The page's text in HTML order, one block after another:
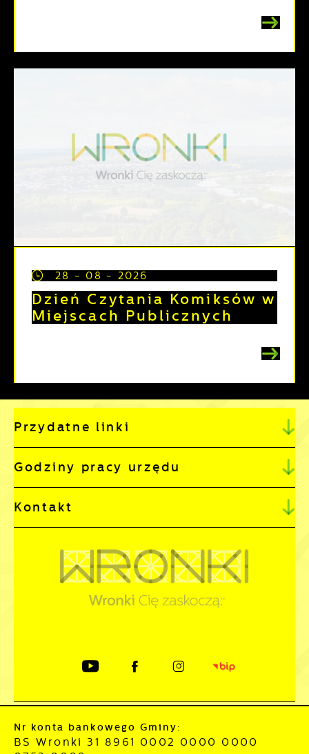
28 - 08 - 2026
Dzień Czytania Komiksów w
Miejscach Publicznych
Przydatne linki
Godziny pracy urzędu
Kontakt
Nr konta bankowego Gminy:
BS Wronki 31 8961 0002 0000 0000